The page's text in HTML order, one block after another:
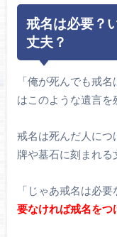
戒名は必要？
丈夫？
「俺が死んでも戒
はこのような遺言を
戒名は死んだ人につ
牌や墓石に刻まれる
「じゃあ戒名は必
要なければ戒名をつ